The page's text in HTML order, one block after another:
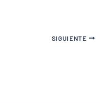
SIGUIENTE